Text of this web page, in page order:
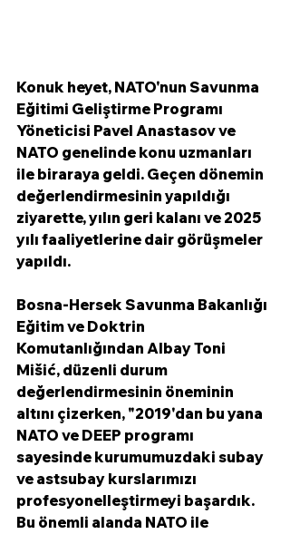
Konuk heyet, NATO'nun Savunma
Eğitimi Geliştirme Programı
Yöneticisi Pavel Anastasov ve
NATO genelinde konu uzmanları
ile biraraya geldi. Geçen dönemin
değerlendirmesinin yapıldığı
ziyarette, yılın geri kalanı ve 2025
yılı faaliyetlerine dair görüşmeler
yapıldı.
Bosna-Hersek Savunma Bakanlığı
Eğitim ve Doktrin
Komutanlığından Albay Toni
Mišić, düzenli durum
değerlendirmesinin öneminin
altını çizerken, "2019'dan bu yana
NATO ve DEEP programı
sayesinde kurumumuzdaki subay
ve astsubay kurslarımızı
profesyonelleştirmeyi başardık.
Bu önemli alanda NATO ile